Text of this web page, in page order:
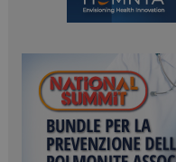
ARRAffinitySameSite